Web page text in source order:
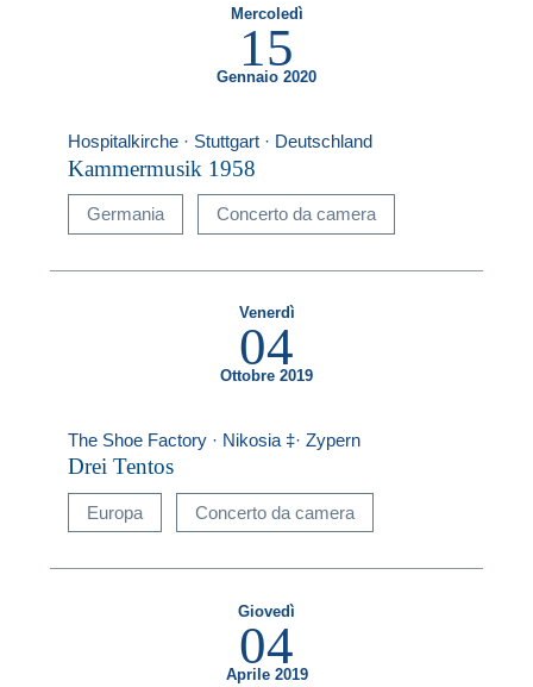
Mercoledì
15
Gennaio 2020
Hospitalkirche · Stuttgart · Deutschland
Kammermusik 1958
Germania Concerto da camera
Venerdì
04
Ottobre 2019
The Shoe Factory · Nikosia ‡· Zypern
Drei Tentos
Europa Concerto da camera
Giovedì
04
Aprile 2019